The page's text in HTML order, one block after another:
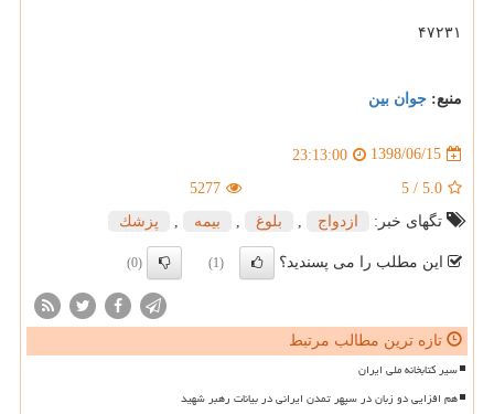
۴۷۲۳۱
منبع: جوان بین
1398/06/15
23:13:00
5.0
/
5
5277
تگهای خبر:
ازدواج بلوغ بیمه پزشك
این مطلب را می پسندید؟ (1)
(0)
تازه ترین مطالب مرتبط
سیر کتابخانه ملی ایران
هم افزایی دو زبان در سپهر تمدن ایرانی در بیانات رهبر شهید